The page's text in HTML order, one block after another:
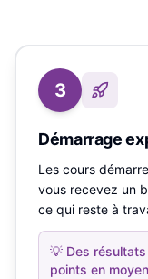
3
Démarrage
Les cours
vous recevez un
ce qui reste à
💡 Des
points en